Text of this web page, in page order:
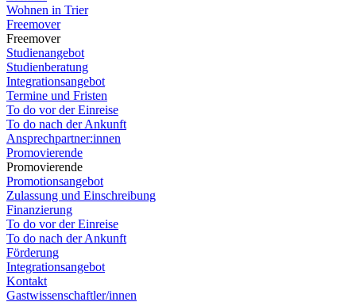
Wohnen in Trier
Freemover
Freemover
Studienangebot
Studienberatung
Integrationsangebot
Termine und Fristen
To do vor der Einreise
To do nach der Ankunft
Ansprechpartner:innen
Promovierende
Promovierende
Promotionsangebot
Zulassung und Einschreibung
Finanzierung
To do vor der Einreise
To do nach der Ankunft
Förderung
Integrationsangebot
Kontakt
Gastwissenschaftler/innen